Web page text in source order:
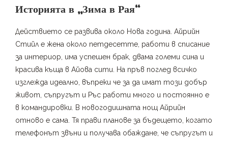
Историята в „Зима в Рая“
Действието се развива около Нова година. Айрийн
Стийл е жена около петдесетте, работи в списание
за интериор, има успешен брак, двама големи сина и
красива къща в Айова сити. На пръв поглед всичко
изглежда идеално, въпреки че за да имат този добър
живот, съпругът и Ръс работи много и постоянно е
в командировки. В новогодишната нощ Айрийн
отново е сама. Тя прави планове за бъдещето, когато
телефонът звъни и получава обаждане, че съпругът и